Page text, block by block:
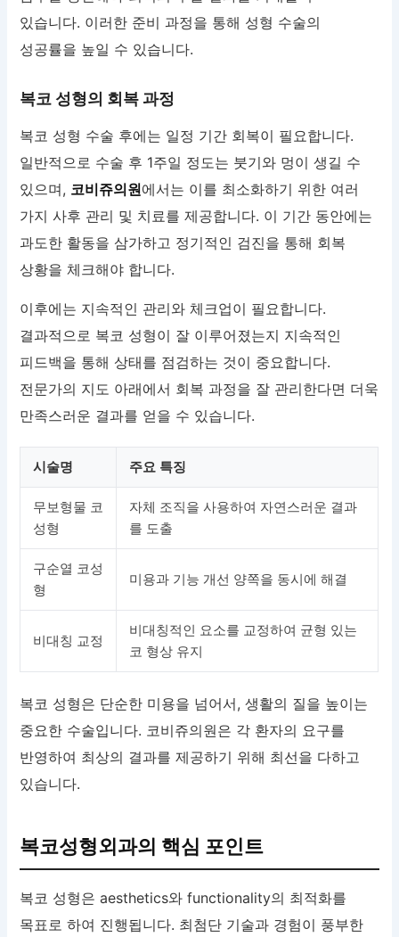
있습니다. 이러한 준비 과정을 통해 성형 수술의
성공률을 높일 수 있습니다.
복코 성형의 회복 과정
복코 성형 수술 후에는 일정 기간 회복이 필요합니다.
일반적으로 수술 후 1주일 정도는 붓기와 멍이 생길 수
있으며, 코비쥬의원에서는 이를 최소화하기 위한 여러
가지 사후 관리 및 치료를 제공합니다. 이 기간 동안에는
과도한 활동을 삼가하고 정기적인 검진을 통해 회복
상황을 체크해야 합니다.
이후에는 지속적인 관리와 체크업이 필요합니다.
결과적으로 복코 성형이 잘 이루어졌는지 지속적인
피드백을 통해 상태를 점검하는 것이 중요합니다.
전문가의 지도 아래에서 회복 과정을 잘 관리한다면 더욱
만족스러운 결과를 얻을 수 있습니다.
시술명 주요 특징
무보형물 코
성형
자체 조직을 사용하여 자연스러운 결과
를 도출
구순열 코성
형
미용과 기능 개선 양쪽을 동시에 해결
비대칭 교정
비대칭적인 요소를 교정하여 균형 있는
코 형상 유지
복코 성형은 단순한 미용을 넘어서, 생활의 질을 높이는
중요한 수술입니다. 코비쥬의원은 각 환자의 요구를
반영하여 최상의 결과를 제공하기 위해 최선을 다하고
있습니다.
복코성형외과의 핵심 포인트
복코 성형은 aesthetics와 functionality의 최적화를
목표로 하여 진행됩니다. 최첨단 기술과 경험이 풍부한